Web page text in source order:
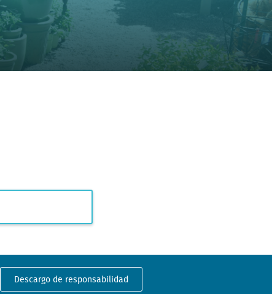
Descargo de responsabilidad